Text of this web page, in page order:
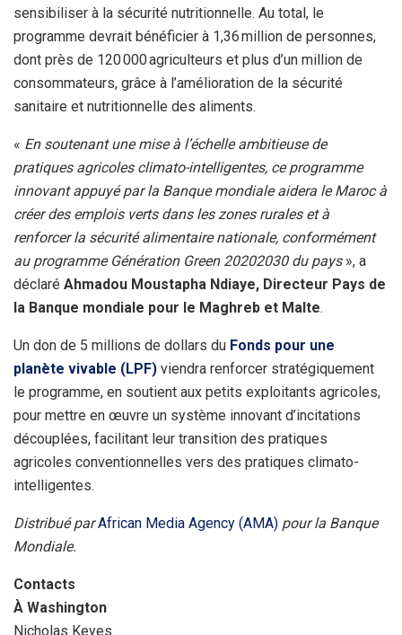
sensibiliser à la sécurité nutritionnelle. Au total, le
programme devrait bénéficier à 1,36 million de personnes,
dont près de 120 000 agriculteurs et plus d’un million de
consommateurs, grâce à l’amélioration de la sécurité
sanitaire et nutritionnelle des aliments.
« En soutenant une mise à l’échelle ambitieuse de
pratiques agricoles climato-intelligentes, ce programme
innovant appuyé par la Banque mondiale aidera le Maroc à
créer des emplois verts dans les zones rurales et à
renforcer la sécurité alimentaire nationale, conformément
au programme Génération Green 20202030 du pays», a
déclaré Ahmadou Moustapha Ndiaye, Directeur Pays de
la Banque mondiale pour le Maghreb et Malte.
Un don de 5 millions de dollars du Fonds pour une
planète vivable (LPF) viendra renforcer stratégiquement
le programme, en soutient aux petits exploitants agricoles,
pour mettre en œuvre un système innovant d’incitations
découplées, facilitant leur transition des pratiques
agricoles conventionnelles vers des pratiques climato-
intelligentes.
Distribué parAfrican Media Agency (AMA) pour la Banque
Mondiale.
Contacts
À Washington
Nicholas Keyes